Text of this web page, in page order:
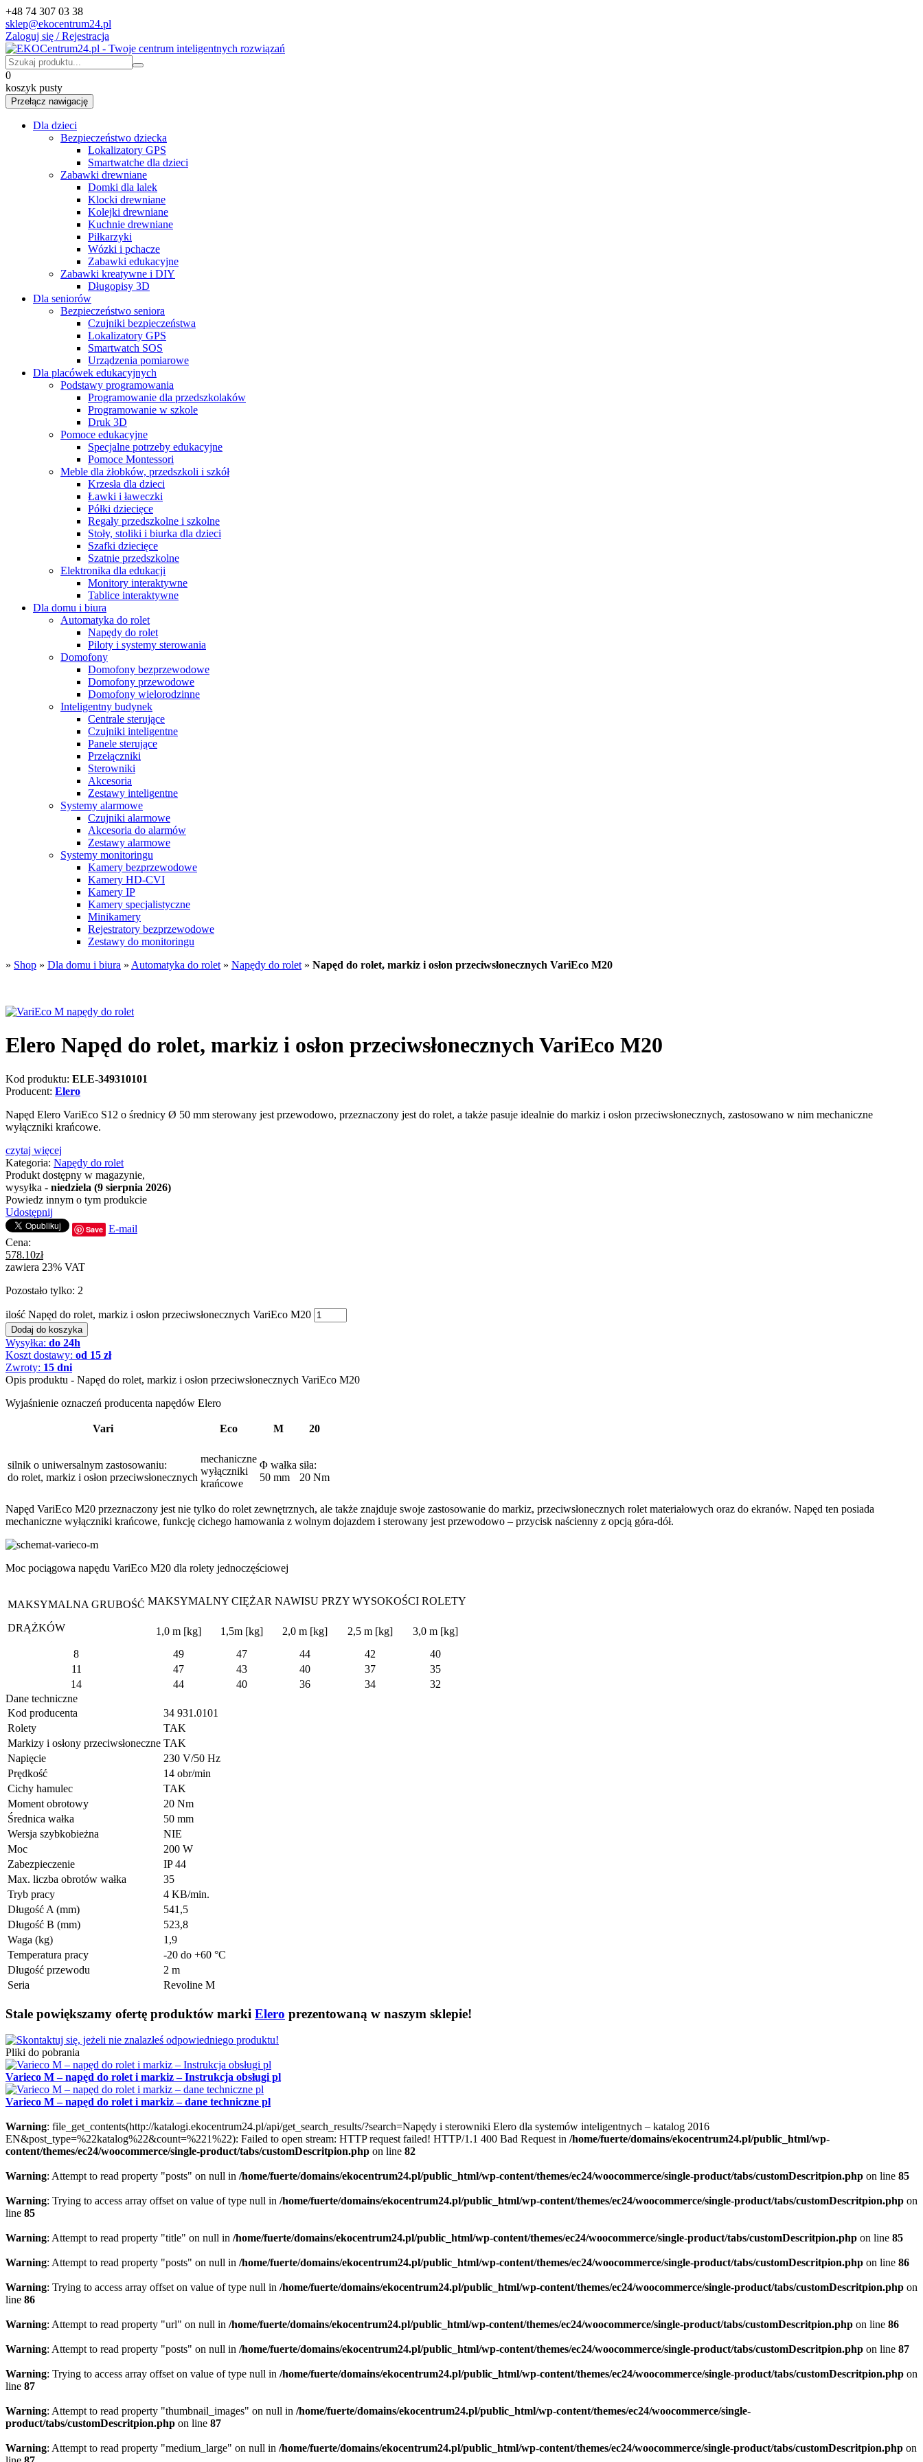
+48 74 307 03 38
sklep@ekocentrum24.pl
Zaloguj się / Rejestracja
0
koszyk pusty
Przełącz nawigację
Dla dzieci
Bezpieczeństwo dziecka
Lokalizatory GPS
Smartwatche dla dzieci
Zabawki drewniane
Domki dla lalek
Klocki drewniane
Kolejki drewniane
Kuchnie drewniane
Piłkarzyki
Wózki i pchacze
Zabawki edukacyjne
Zabawki kreatywne i DIY
Długopisy 3D
Dla seniorów
Bezpieczeństwo seniora
Czujniki bezpieczeństwa
Lokalizatory GPS
Smartwatch SOS
Urządzenia pomiarowe
Dla placówek edukacyjnych
Podstawy programowania
Programowanie dla przedszkolaków
Programowanie w szkole
Druk 3D
Pomoce edukacyjne
Specjalne potrzeby edukacyjne
Pomoce Montessori
Meble dla żłobków, przedszkoli i szkół
Krzesła dla dzieci
Ławki i ławeczki
Półki dziecięce
Regały przedszkolne i szkolne
Stoły, stoliki i biurka dla dzieci
Szafki dziecięce
Szatnie przedszkolne
Elektronika dla edukacji
Monitory interaktywne
Tablice interaktywne
Dla domu i biura
Automatyka do rolet
Napędy do rolet
Piloty i systemy sterowania
Domofony
Domofony bezprzewodowe
Domofony przewodowe
Domofony wielorodzinne
Inteligentny budynek
Centrale sterujące
Czujniki inteligentne
Panele sterujące
Przełączniki
Sterowniki
Akcesoria
Zestawy inteligentne
Systemy alarmowe
Czujniki alarmowe
Akcesoria do alarmów
Zestawy alarmowe
Systemy monitoringu
Kamery bezprzewodowe
Kamery HD-CVI
Kamery IP
Kamery specjalistyczne
Minikamery
Rejestratory bezprzewodowe
Zestawy do monitoringu
» Shop » Dla domu i biura » Automatyka do rolet » Napędy do rolet » Napęd do rolet, markiz i osłon przeciwsłonecznych VariEco M20
Elero Napęd do rolet, markiz i osłon przeciwsłonecznych VariEco M20
Kod produktu: ELE-349310101
Producent: Elero
Napęd Elero VariEco S12 o średnicy Ø 50 mm sterowany jest przewodowo, przeznaczony jest do rolet, a także pasuje idealnie do markiz i osłon przeciwsłonecznych, zastosowano w nim mechaniczne
wyłączniki krańcowe.
czytaj więcej
Kategoria: Napędy do rolet
Produkt dostępny w magazynie,
wysyłka - niedziela (9 sierpnia 2026)
Powiedz innym o tym produkcie
Udostępnij
Save E-mail
Cena:
578.10zł
zawiera 23% VAT
Pozostało tylko: 2
ilość Napęd do rolet, markiz i osłon przeciwsłonecznych VariEco M20
Dodaj do koszyka
Wysyłka: do 24h
Koszt dostawy: od 15 zł
Zwroty: 15 dni
Opis produktu - Napęd do rolet, markiz i osłon przeciwsłonecznych VariEco M20
Wyjaśnienie oznaczeń producenta napędów Elero
Vari Eco M 20
silnik o uniwersalnym zastosowaniu:
do rolet, markiz i osłon przeciwsłonecznych
mechaniczne
wyłączniki
krańcowe
Φ wałka
50 mm
siła:
20 Nm
Napęd VariEco M20 przeznaczony jest nie tylko do rolet zewnętrznych, ale także znajduje swoje zastosowanie do markiz, przeciwsłonecznych rolet materiałowych oraz do ekranów. Napęd ten posiada
mechaniczne wyłączniki krańcowe, funkcję cichego hamowania z wolnym dojazdem i sterowany jest przewodowo – przycisk naścienny z opcją góra-dół.
Moc pociągowa napędu VariEco M20 dla rolety jednoczęściowej
MAKSYMALNA GRUBOŚĆ
DRĄŻKÓW
MAKSYMALNY CIĘŻAR NAWISU PRZY WYSOKOŚCI ROLETY
1,0 m [kg] 1,5m [kg] 2,0 m [kg] 2,5 m [kg]
3,0 m [kg]
8
49 47 44 42
40
11
47 43 40 37
35
14
44 40 36 34
32
Dane techniczne
Kod producenta
34 931.0101
Rolety
TAK
Markizy i osłony przeciwsłoneczne TAK
Napięcie
230 V/50 Hz
Prędkość
14 obr/min
Cichy hamulec
TAK
Moment obrotowy
20 Nm
Średnica wałka
50 mm
Wersja szybkobieżna
NIE
Moc
200 W
Zabezpieczenie
IP 44
Max. liczba obrotów wałka
35
Tryb pracy
4 KB/min.
Długość A (mm)
541,5
Długość B (mm)
523,8
Waga (kg)
1,9
Temperatura pracy
-20 do +60 °C
Długość przewodu
2 m
Seria
Revoline M
Stale powiększamy ofertę produktów marki Elero prezentowaną w naszym sklepie!
Pliki do pobrania
Varieco M – napęd do rolet i markiz – Instrukcja obsługi pl
Varieco M – napęd do rolet i markiz – dane techniczne pl
Warning: file_get_contents(http://katalogi.ekocentrum24.pl/api/get_search_results/?search=Napędy i sterowniki Elero dla systemów inteligentnych – katalog 2016
EN&post_type=%22katalog%22&count=%221%22): Failed to open stream: HTTP request failed! HTTP/1.1 400 Bad Request in /home/fuerte/domains/ekocentrum24.pl/public_html/wp-
content/themes/ec24/woocommerce/single-product/tabs/customDescritpion.php on line 82
Warning: Attempt to read property "posts" on null in /home/fuerte/domains/ekocentrum24.pl/public_html/wp-content/themes/ec24/woocommerce/single-product/tabs/customDescritpion.php on line 85
Warning: Trying to access array offset on value of type null in /home/fuerte/domains/ekocentrum24.pl/public_html/wp-content/themes/ec24/woocommerce/single-product/tabs/customDescritpion.php on
line 85
Warning: Attempt to read property "title" on null in /home/fuerte/domains/ekocentrum24.pl/public_html/wp-content/themes/ec24/woocommerce/single-product/tabs/customDescritpion.php on line 85
Warning: Attempt to read property "posts" on null in /home/fuerte/domains/ekocentrum24.pl/public_html/wp-content/themes/ec24/woocommerce/single-product/tabs/customDescritpion.php on line 86
Warning: Trying to access array offset on value of type null in /home/fuerte/domains/ekocentrum24.pl/public_html/wp-content/themes/ec24/woocommerce/single-product/tabs/customDescritpion.php on
line 86
Warning: Attempt to read property "url" on null in /home/fuerte/domains/ekocentrum24.pl/public_html/wp-content/themes/ec24/woocommerce/single-product/tabs/customDescritpion.php on line 86
Warning: Attempt to read property "posts" on null in /home/fuerte/domains/ekocentrum24.pl/public_html/wp-content/themes/ec24/woocommerce/single-product/tabs/customDescritpion.php on line 87
Warning: Trying to access array offset on value of type null in /home/fuerte/domains/ekocentrum24.pl/public_html/wp-content/themes/ec24/woocommerce/single-product/tabs/customDescritpion.php on
line 87
Warning: Attempt to read property "thumbnail_images" on null in /home/fuerte/domains/ekocentrum24.pl/public_html/wp-content/themes/ec24/woocommerce/single-
product/tabs/customDescritpion.php on line 87
Warning: Attempt to read property "medium_large" on null in /home/fuerte/domains/ekocentrum24.pl/public_html/wp-content/themes/ec24/woocommerce/single-product/tabs/customDescritpion.php on